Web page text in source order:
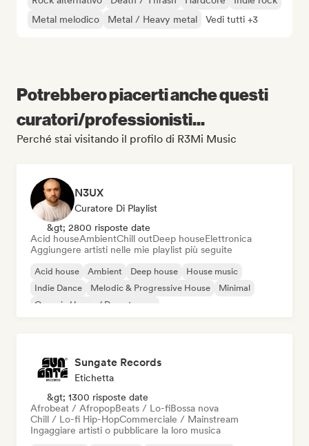
Metal melodico
Metal / Heavy metal Vedi tutti +3
Potrebbero piacerti anche questi
curatori/professionisti...
Perché stai visitando il profilo di R3Mi Music
N3UX
Curatore Di Playlist
&gt; 2800 risposte date
Acid houseAmbientChill outDeep houseElettronica
Aggiungere artisti nelle mie playlist più seguite
Acid house Ambient Deep house
House music
Indie Dance
Melodic & Progressive House
Minimal
Organic House / Downtempo
Sungate Records
Etichetta
&gt; 1300 risposte date
Afrobeat / AfropopBeats / Lo-fiBossa nova
Chill / Lo-fi Hip-HopCommerciale / Mainstream
Ingaggiare artisti o pubblicare la loro musica